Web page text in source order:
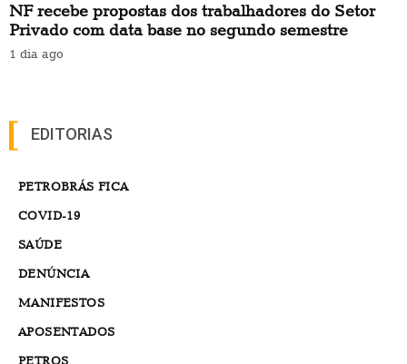
NF recebe propostas dos trabalhadores do Setor
Privado com data base no segundo semestre
1 dia ago
EDITORIAS
PETROBRÁS FICA
COVID-19
SAÚDE
DENÚNCIA
MANIFESTOS
APOSENTADOS
PETROS